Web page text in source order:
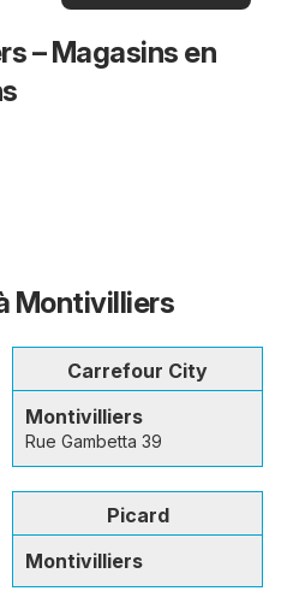
– Magasins en
Montivilliers
Carrefour City
Montivilliers
Rue Gambetta 39
Picard
Montivilliers